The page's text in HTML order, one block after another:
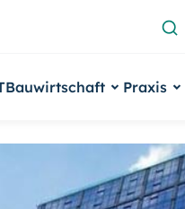
Bauwirtschaft Praxis